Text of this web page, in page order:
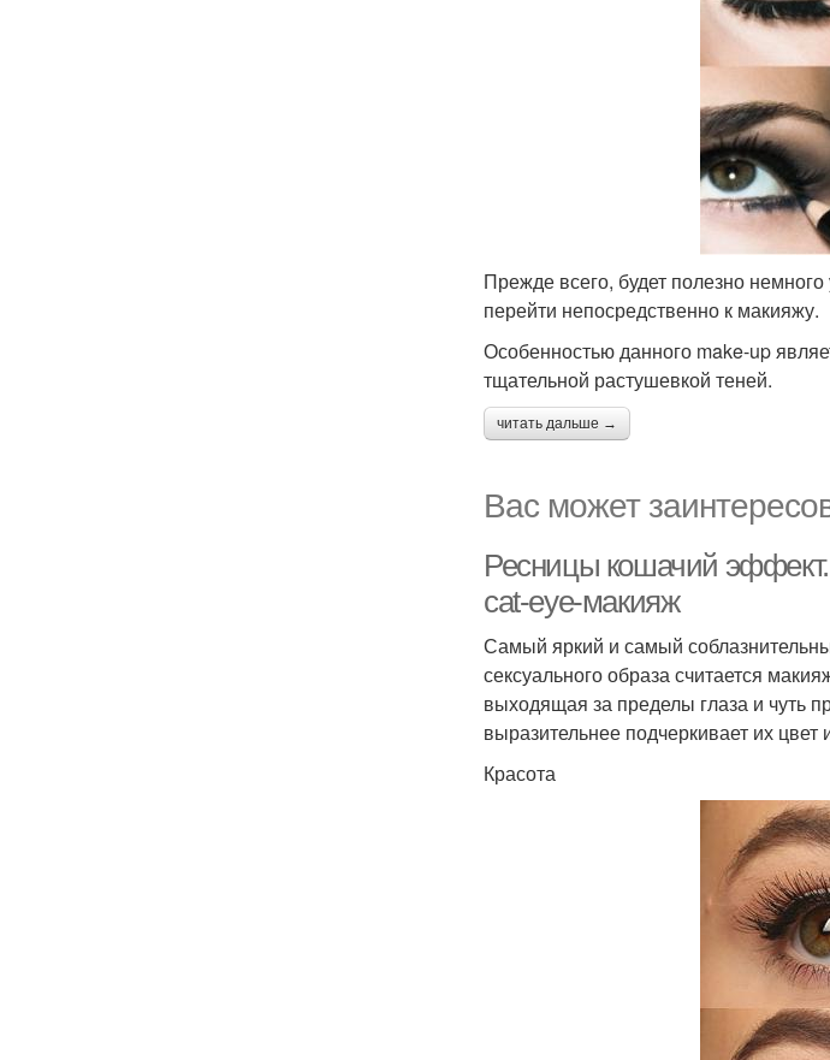
Прежде всего, будет полезно
перейти непосредственно к макияжу.
Особенностью данного make-up
тщательной растушевкой теней.
читать дальше →
Вас может
Ресницы кошачий эффект.
cat-eye-макияж
Самый яркий и самый
сексуального образа считается
выходящая за пределы глаза и чуть
выразительнее подчеркивает их
Красота